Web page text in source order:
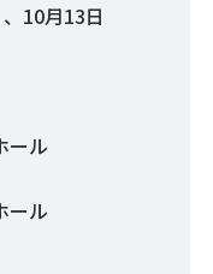
10月13日
ール
ール